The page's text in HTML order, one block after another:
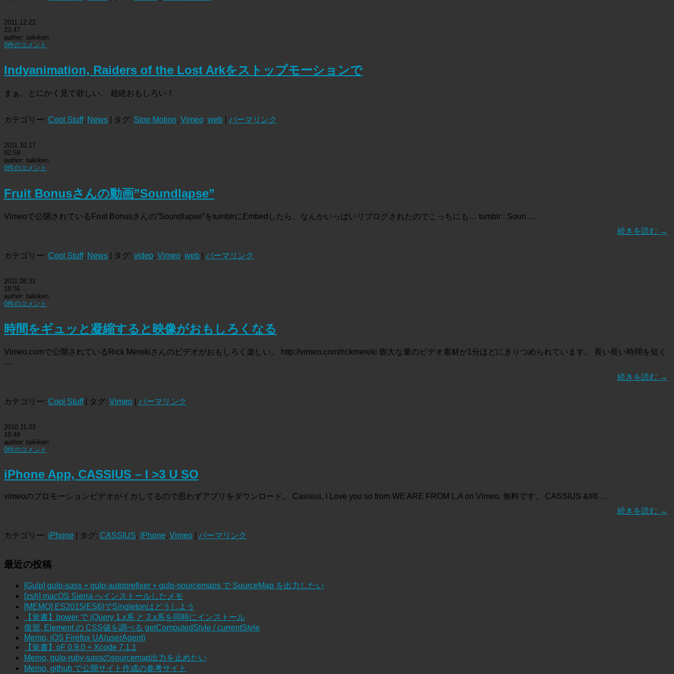
2011.12.22
23:47
author: taikiken
0件のコメント
Indyanimation, Raiders of the Lost Arkをストップモーションで
まぁ、とにかく見て欲しい。 超絶おもしろい！
カテゴリー: Cool Stuff, News | タグ: Stop Motion, Vimeo, web パーマリンク
2011.10.17
02:59
author: taikiken
0件のコメント
Fruit Bonusさんの動画”Soundlapse”
Vimeoで公開されているFruit Bonusさんの”Soundlapse”をtumblrにEmbedしたら、なんかいっぱいリブログされたのでこっちにも… tumblr : Soun …
続きを読む →
カテゴリー: Cool Stuff, News | タグ: video, Vimeo, web パーマリンク
2011.08.31
18:36
author: taikiken
0件のコメント
時間をギュッと凝縮すると映像がおもしろくなる
Vimeo.comで公開されているRick Merekiさんのビデオがおもしろく楽しい。 http://vimeo.com/rickmereki 膨大な量のビデオ素材が1分ほどにきりつめられています。 長い長い時間を短く
…
続きを読む →
カテゴリー: Cool Stuff| タグ: Vimeo パーマリンク
2010.11.03
19:49
author: taikiken
0件のコメント
iPhone App, CASSIUS – I >3 U SO
vimeoのプロモーションビデオがイカしてるので思わずアプリをダウンロード。 Cassius, I Love you so from WE ARE FROM L.A on Vimeo. 無料です。 CASSIUS &#8 …
続きを読む →
カテゴリー: iPhone | タグ: CASSIUS, iPhone, Vimeo パーマリンク
最近の投稿
[Gulp] gulp-sass + gulp-autoprefixer + gulp-sourcemaps で SourceMap を出力したい
[zsh] macOS Sierra へインストールしたメモ
[MEMO] ES2015(ES6)でSingletonはどうしよう
【覚書】bower で jQuery 1.x系 と 2.x系を同時にインストール
復習, Element の CSS値を調べる getComputedStyle / currentStyle
Memo, iOS Firefox UA(userAgent)
【覚書】oF 0.9.0 + Xcode 7.1.1
Memo, gulp-ruby-sassのsourcemap出力を止めたい
Memo, github で公開サイト作成の参考サイト